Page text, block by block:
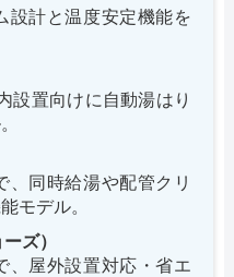
設計と温度安定機能を
設置向けに自動湯はり
、同時給湯や配管クリ
モデル。
ズ）
、屋外設置対応・省エ